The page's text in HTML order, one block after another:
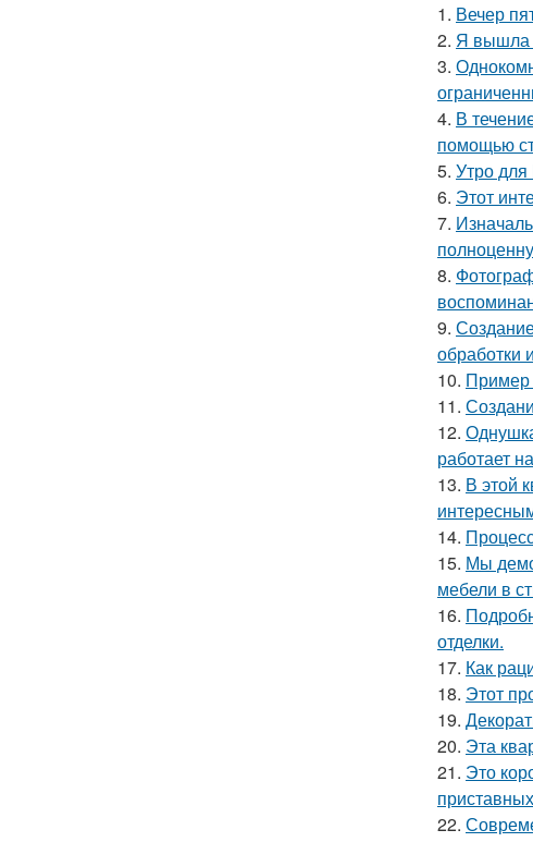
1. Вечер
2. Я вышла
3.
4. В
помощью
5. Утро для
6. Этот
7.
8.
9.
обработки
10. Пример
11.
12.
работает
13. В этой
14.
15. Мы
мебели в
16.
отделки.
17. Как
18. Этот
19.
20. Эта
21. Это
22.